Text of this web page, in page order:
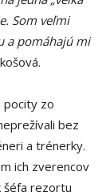
Som veľmi
a pomáhajú mi
pocity zo
bez
a trénerky.
ich zverencov
šéfa rezortu